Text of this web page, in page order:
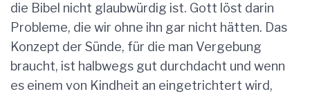
die Bibel nicht glaubwürdig ist. Gott löst darin
Probleme, die wir ohne ihn gar nicht hätten. Das
Konzept der Sünde, für die man Vergebung
braucht, ist halbwegs gut durchdacht und wenn
es einem von Kindheit an eingetrichtert wird,